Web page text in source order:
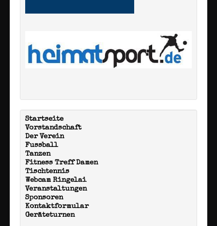
Startseite
Vorstandschaft
Der Verein
Fussball
Tanzen
Fitness Treff Damen
Tischtennis
Webcam Ringelai
Veranstaltungen
Sponsoren
Kontaktformular
Geräteturnen